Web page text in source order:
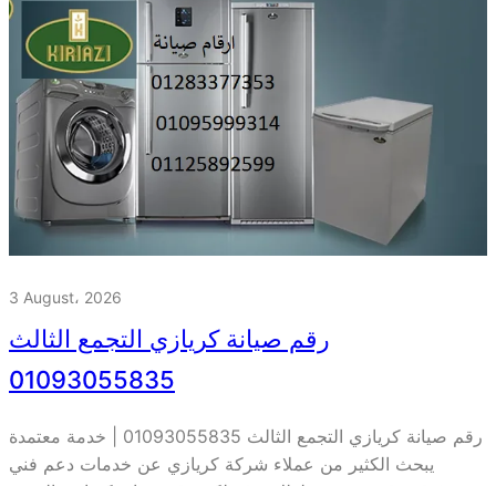
3 August، 2026
رقم صيانة كريازي التجمع الثالث
01093055835
رقم صيانة كريازي التجمع الثالث 01093055835 | خدمة معتمدة
يبحث الكثير من عملاء شركة كريازي عن خدمات دعم فني